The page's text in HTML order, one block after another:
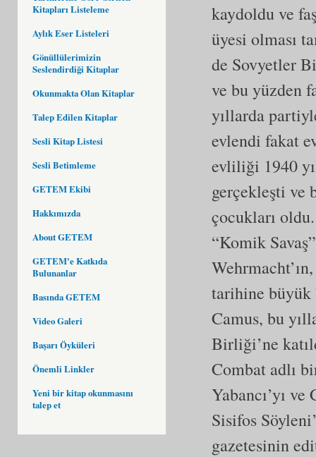
Kitapları Listeleme
Aylık Eser Listeleri
Gönüllülerimizin
Seslendirdiği Kitaplar
Okunmakta Olan Kitaplar
Talep Edilen Kitaplar
Sesli Kitap Listesi
Sesli Betimleme
GETEM Ekibi
Hakkımızda
About GETEM
GETEM'e Katkıda
Bulunanlar
Basında GETEM
Video Galeri
Başarı Öyküleri
Önemli Linkler
Yeni bir kitap okunmasını
talep et
kaydoldu ve
üyesi olması
de Sovyetler
ve bu yüzden
yıllarda
evlendi fakat
evliliği 1940
gerçekleşti ve
çocukları
“Komik
tarihine büyük
Camus, bu
Birliği’ne
Combat adlı
Yabancı’yı
Sisifos
gazetesinin